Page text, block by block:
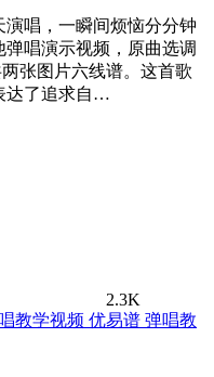
唱，一瞬间烦恼分分钟
唱演示视频，原曲选调
张图片六线谱。这首歌
达了追求自…
2.3K
弹唱教